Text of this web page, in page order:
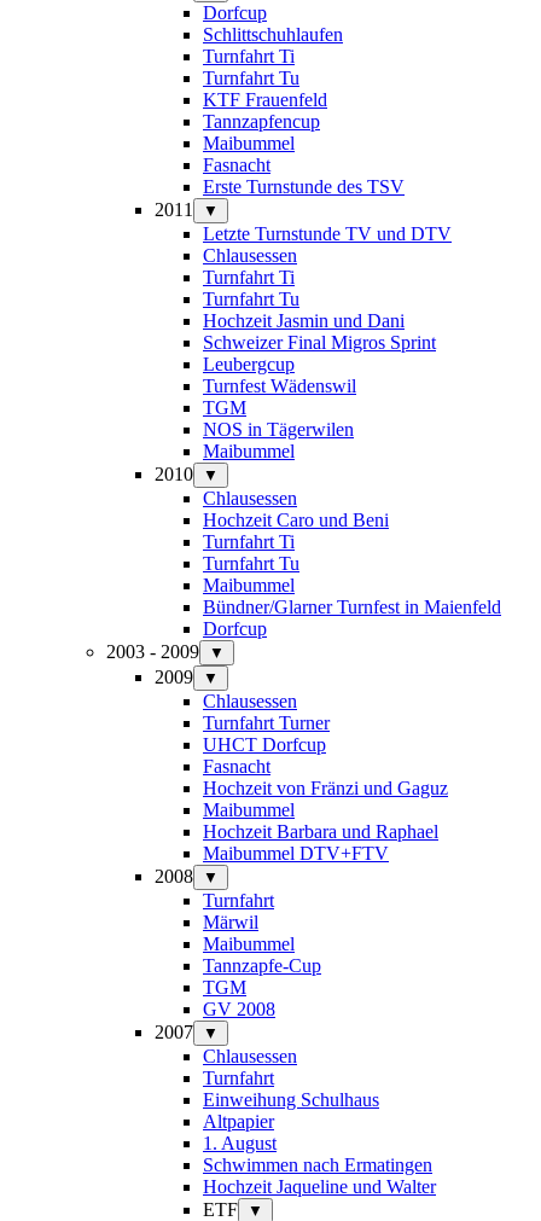
Dorfcup
Schlittschuhlaufen
Turnfahrt Ti
Turnfahrt Tu
KTF Frauenfeld
Tannzapfencup
Maibummel
Fasnacht
Erste Turnstunde des TSV
2011
▼
Letzte Turnstunde TV und DTV
Chlausessen
Turnfahrt Ti
Turnfahrt Tu
Hochzeit Jasmin und Dani
Schweizer Final Migros Sprint
Leubergcup
Turnfest Wädenswil
TGM
NOS in Tägerwilen
Maibummel
2010
▼
Chlausessen
Hochzeit Caro und Beni
Turnfahrt Ti
Turnfahrt Tu
Maibummel
Bündner/Glarner Turnfest in Maienfeld
Dorfcup
2003 - 2009
▼
2009 ▼
Chlausessen
Turnfahrt Turner
UHCT Dorfcup
Fasnacht
Hochzeit von Fränzi und Gaguz
Maibummel
Hochzeit Barbara und Raphael
Maibummel DTV+FTV
2008
▼
Turnfahrt
Märwil
Maibummel
Tannzapfe-Cup
TGM
GV 2008
2007
▼
Chlausessen
Turnfahrt
Einweihung Schulhaus
Altpapier
1. August
Schwimmen nach Ermatingen
Hochzeit Jaqueline und Walter
ETF
▼